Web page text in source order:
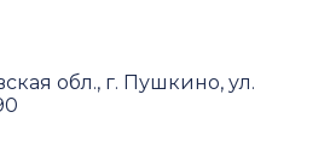
обл., г. Пушкино, ул.